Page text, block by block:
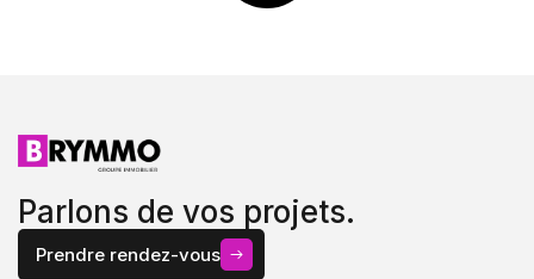
Parlons de vos projets.
Prendre rendez-vous